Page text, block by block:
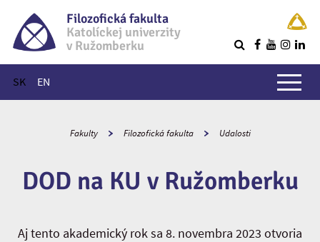
Filozofická fakulta
Katolíckej univerzity
v Ružomberku
SK EN
Hlavné menu
Fakulty Filozofická fakulta Udalosti
DOD na KU v Ružomberku
Aj tento akademický rok sa 8. novembra 2023 otvoria